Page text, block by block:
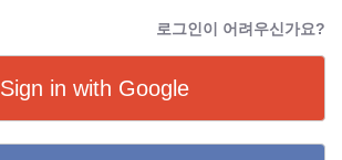
로그인이 어려우신가요?
Sign in with Google